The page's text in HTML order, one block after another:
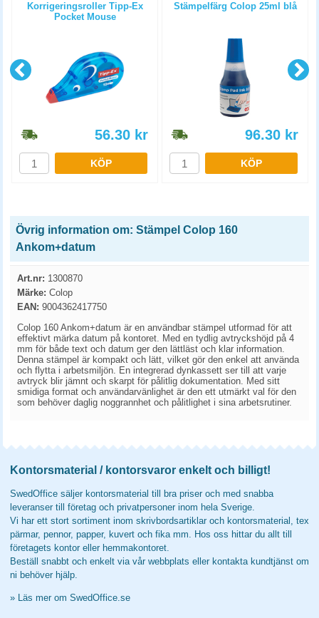
Korrigeringsroller Tipp-Ex
Pocket Mouse
56.30 kr
KÖP
Stämpelfärg Colop 25ml blå
96.30 kr
KÖP
Övrig information om: Stämpel Colop 160
Ankom+datum
Art.nr: 1300870
Märke: Colop
EAN: 9004362417750
Colop 160 Ankom+datum är en användbar stämpel utformad för att
effektivt märka datum på kontoret. Med en tydlig avtryckshöjd på 4
mm för både text och datum ger den lättläst och klar information.
Denna stämpel är kompakt och lätt, vilket gör den enkel att använda
och flytta i arbetsmiljön. En integrerad dynkassett ser till att varje
avtryck blir jämnt och skarpt för pålitlig dokumentation. Med sitt
smidiga format och användarvänlighet är den ett utmärkt val för den
som behöver daglig noggrannhet och pålitlighet i sina arbetsrutiner.
Kontorsmaterial / kontorsvaror enkelt och billigt!
SwedOffice säljer kontorsmaterial till bra priser och med snabba
leveranser till företag och privatpersoner inom hela Sverige.
Vi har ett stort sortiment inom skrivbordsartiklar och kontorsmaterial, tex
pärmar, pennor, papper, kuvert och fika mm. Hos oss hittar du allt till
företagets kontor eller hemmakontoret.
Beställ snabbt och enkelt via vår webbplats eller kontakta kundtjänst om
ni behöver hjälp.
» Läs mer om SwedOffice.se